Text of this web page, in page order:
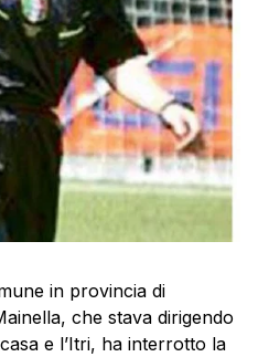
in provincia di
che stava dirigendo
e l’Itri, ha interrotto la